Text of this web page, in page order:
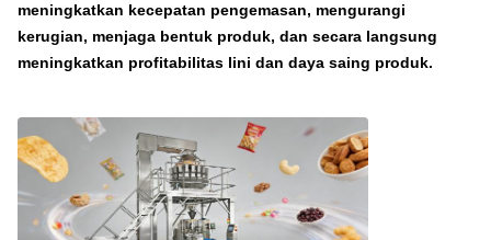
meningkatkan kecepatan pengemasan, mengurangi
kerugian, menjaga bentuk produk, dan secara langsung
meningkatkan profitabilitas lini dan daya saing produk.